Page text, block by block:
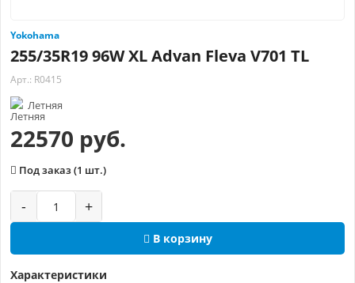
Yokohama
255/35R19 96W XL Advan Fleva V701 TL
Арт.: R0415
Летняя
22570 руб.
Под заказ (1 шт.)
- +
В корзину
Характеристики